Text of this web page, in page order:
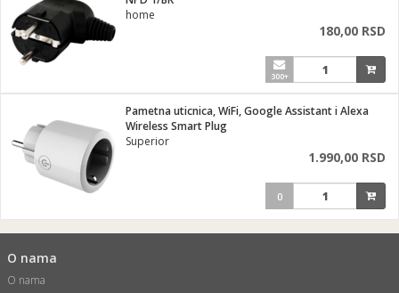
home
180,00 RSD
300+
Pametna uticnica, WiFi, Google Assistant i Alexa
Wireless Smart Plug
Superior
1.990,00 RSD
0
O nama
O nama